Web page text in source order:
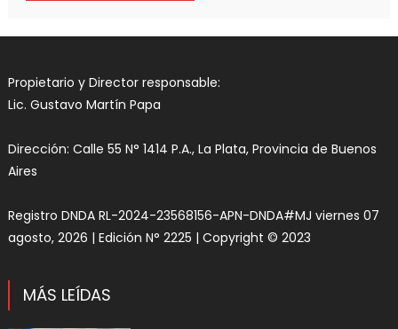
Propietario y Director responsable:
Lic. Gustavo Martín Papa
Dirección: Calle 55 N° 1414 P.A., La Plata, Provincia de Buenos
Aires
Registro DNDA RL-2024-23568156-APN-DNDA#MJ viernes 07
agosto, 2026 | Edición N° 2225 | Copyright © 2023
MÁS LEÍDAS